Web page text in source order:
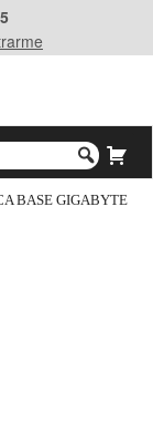
BASE GIGABYTE